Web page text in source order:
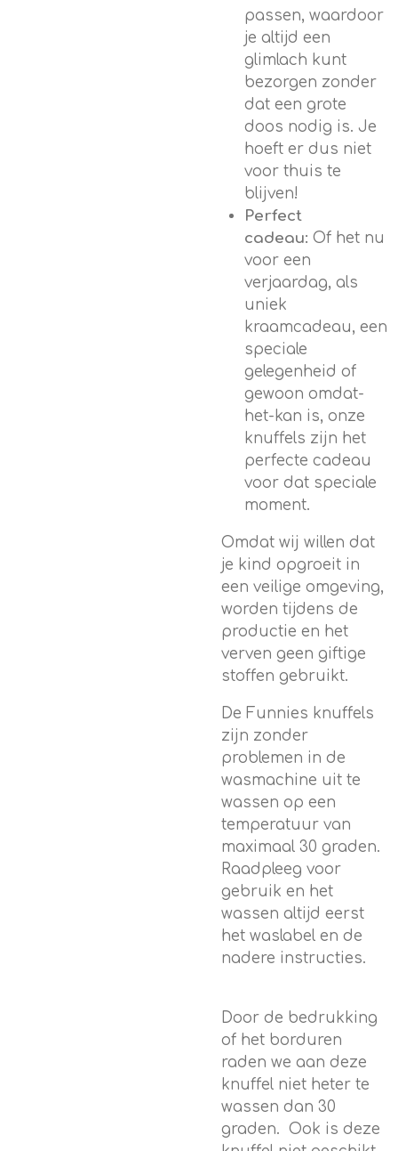
passen, waardoor
je altijd een
glimlach kunt
bezorgen zonder
dat een grote
doos nodig is. Je
hoeft er dus niet
voor thuis te
blijven!
Perfect
cadeau: Of het nu
voor een
verjaardag, als
uniek
kraamcadeau, een
speciale
gelegenheid of
gewoon omdat-
het-kan is, onze
knuffels zijn het
perfecte cadeau
voor dat speciale
moment.
Omdat wij willen dat
je kind opgroeit in
een veilige omgeving,
worden tijdens de
productie en het
verven geen giftige
stoffen gebruikt.
De Funnies knuffels
zijn zonder
problemen in de
wasmachine uit te
wassen op een
temperatuur van
maximaal 30 graden.
Raadpleeg voor
gebruik en het
wassen altijd eerst
het waslabel en de
nadere instructies.
Door de bedrukking
of het borduren
raden we aan deze
knuffel niet heter te
wassen dan 30
graden. Ook is deze